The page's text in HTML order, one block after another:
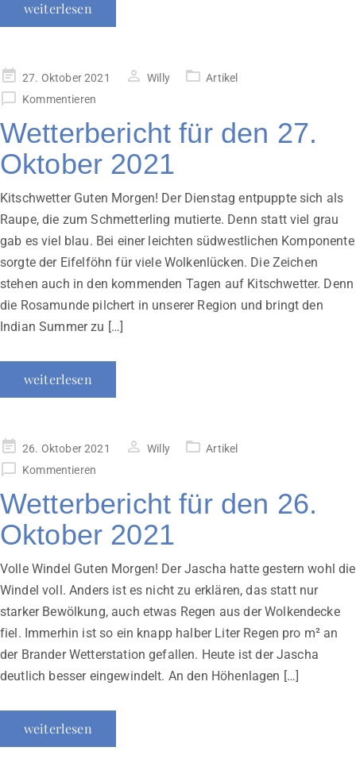
weiterlesen
Veröffentlicht
am
27. Oktober 2021 Willy
Artikel
Kommentieren
Wetterbericht für den 27.
Oktober 2021
Kitschwetter Guten Morgen! Der Dienstag entpuppte sich als
Raupe, die zum Schmetterling mutierte. Denn statt viel grau
gab es viel blau. Bei einer leichten südwestlichen Komponente
sorgte der Eifelföhn für viele Wolkenlücken. Die Zeichen
stehen auch in den kommenden Tagen auf Kitschwetter. Denn
die Rosamunde pilchert in unserer Region und bringt den
Indian Summer zu […]
weiterlesen
Veröffentlicht
am
26. Oktober 2021 Willy
Artikel
Kommentieren
Wetterbericht für den 26.
Oktober 2021
Volle Windel Guten Morgen! Der Jascha hatte gestern wohl die
Windel voll. Anders ist es nicht zu erklären, das statt nur
starker Bewölkung, auch etwas Regen aus der Wolkendecke
fiel. Immerhin ist so ein knapp halber Liter Regen pro m² an
der Brander Wetterstation gefallen. Heute ist der Jascha
deutlich besser eingewindelt. An den Höhenlagen […]
weiterlesen